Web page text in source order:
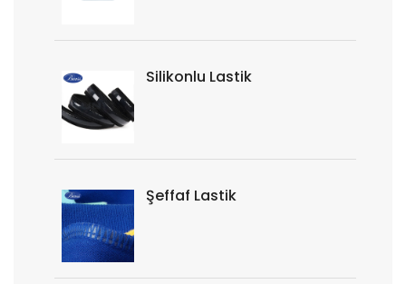
Silikonlu Lastik
Şeffaf Lastik